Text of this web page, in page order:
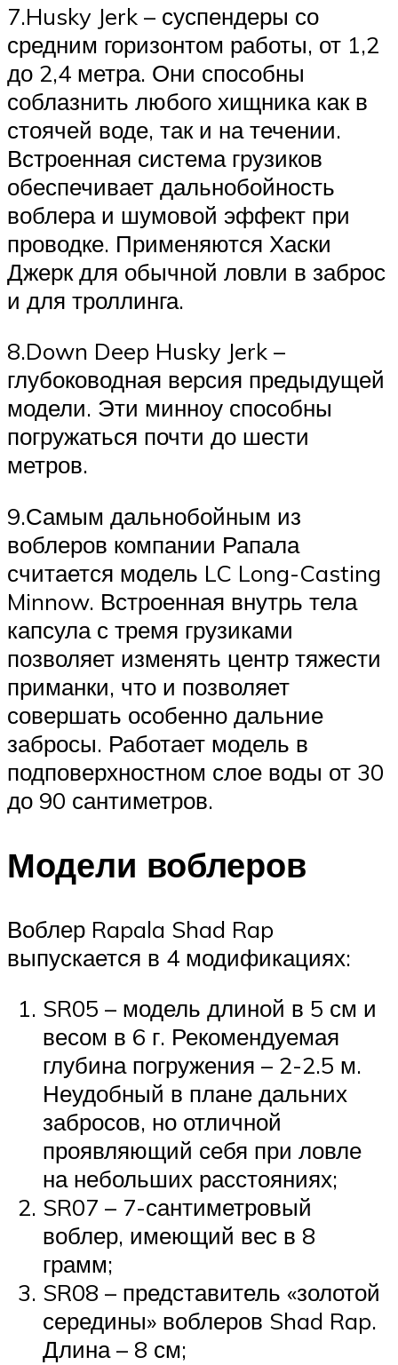
7.Husky Jerk – суспендеры со
средним горизонтом работы, от 1,2
до 2,4 метра. Они способны
соблазнить любого хищника как в
стоячей воде, так и на течении.
Встроенная система грузиков
обеспечивает дальнобойность
воблера и шумовой эффект при
проводке. Применяются Хаски
Джерк для обычной ловли в заброс
и для троллинга.
8.Down Deep Husky Jerk –
глубоководная версия предыдущей
модели. Эти минноу способны
погружаться почти до шести
метров.
9.Самым дальнобойным из
воблеров компании Рапала
считается модель LC Long-Casting
Minnow. Встроенная внутрь тела
капсула с тремя грузиками
позволяет изменять центр тяжести
приманки, что и позволяет
совершать особенно дальние
забросы. Работает модель в
подповерхностном слое воды от 30
до 90 сантиметров.
Модели воблеров
Воблер Rapala Shad Rap
выпускается в 4 модификациях:
SR05 – модель длиной в 5 см и
весом в 6 г. Рекомендуемая
глубина погружения – 2-2.5 м.
Неудобный в плане дальних
забросов, но отличной
проявляющий себя при ловле
на небольших расстояниях;
SR07 – 7-сантиметровый
воблер, имеющий вес в 8
грамм;
SR08 – представитель «золотой
середины» воблеров Shad Rap.
Длина – 8 см;